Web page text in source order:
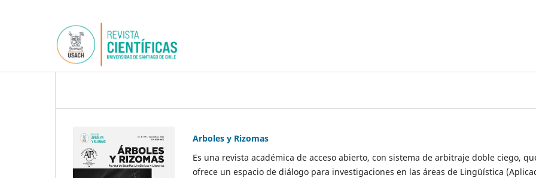
Arboles y Rizomas
Es una revista académica de acceso abierto, con sistema de arbitraje doble ciego,
ofrece un espacio de diálogo para investigaciones en las áreas de Lingüística